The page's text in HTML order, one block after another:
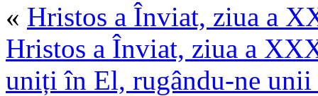
« Hristos a Înviat, ziua a
Hristos a Înviat, ziua a
uniți în El, rugându-ne